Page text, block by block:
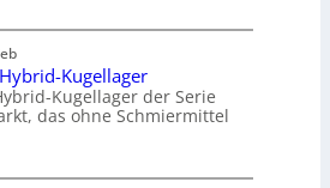
Kugellager
Kugellager der Serie
das ohne Schmiermittel